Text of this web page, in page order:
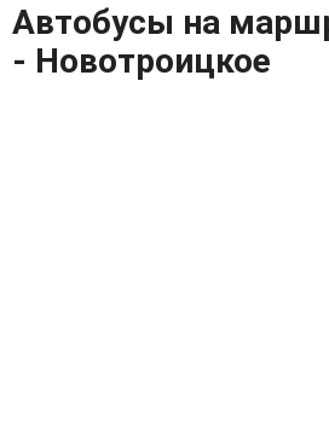
Автобусы на
- Новотроицкое